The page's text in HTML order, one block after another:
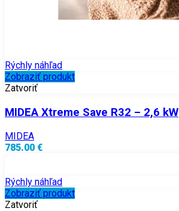
Rýchly náhľad
Zobraziť produkt
Zatvoriť
MIDEA Xtreme Save R32 – 2,6 kW
MIDEA
785.00 €
Rýchly náhľad
Zobraziť produkt
Zatvoriť